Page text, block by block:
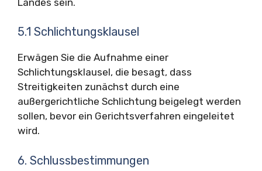
5.1 Schlichtungsklausel
Erwägen Sie die Aufnahme einer
Schlichtungsklausel, die besagt, dass
Streitigkeiten zunächst durch eine
außergerichtliche Schlichtung beigelegt werden
sollen, bevor ein Gerichtsverfahren eingeleitet
wird.
6. Schlussbestimmungen